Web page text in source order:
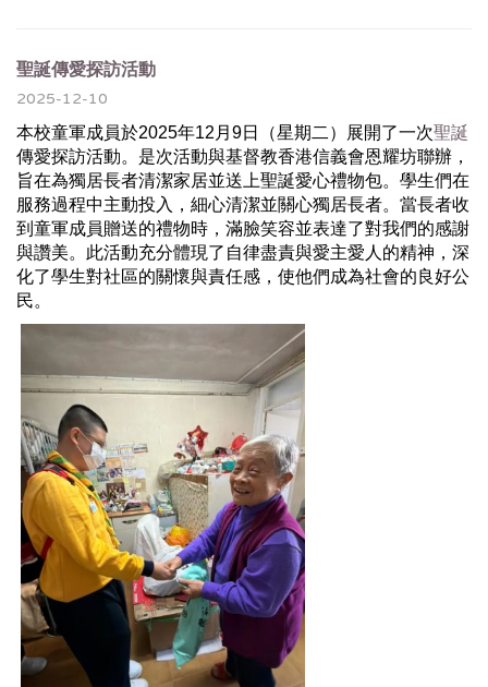
聖誕傳愛探訪活動
2025-12-10
本校童軍成員於2025年12月9日（星期二）展開了一次聖誕
傳愛探訪活動。是次活動與基督教香港信義會恩耀坊聯辦，
旨在為獨居長者清潔家居並送上聖誕愛心禮物包。 學生們在
服務過程中主動投入，細心清潔並關心獨居長者。 當長者收
到童軍成員贈送的禮物時， 滿臉笑容並表達了對我們的感謝
與讚美。 此活動充分體現了自律盡責與愛主愛人的精神， 深
化了學生對社區的關懷與責任感，使他們成為社會的良好公
民。